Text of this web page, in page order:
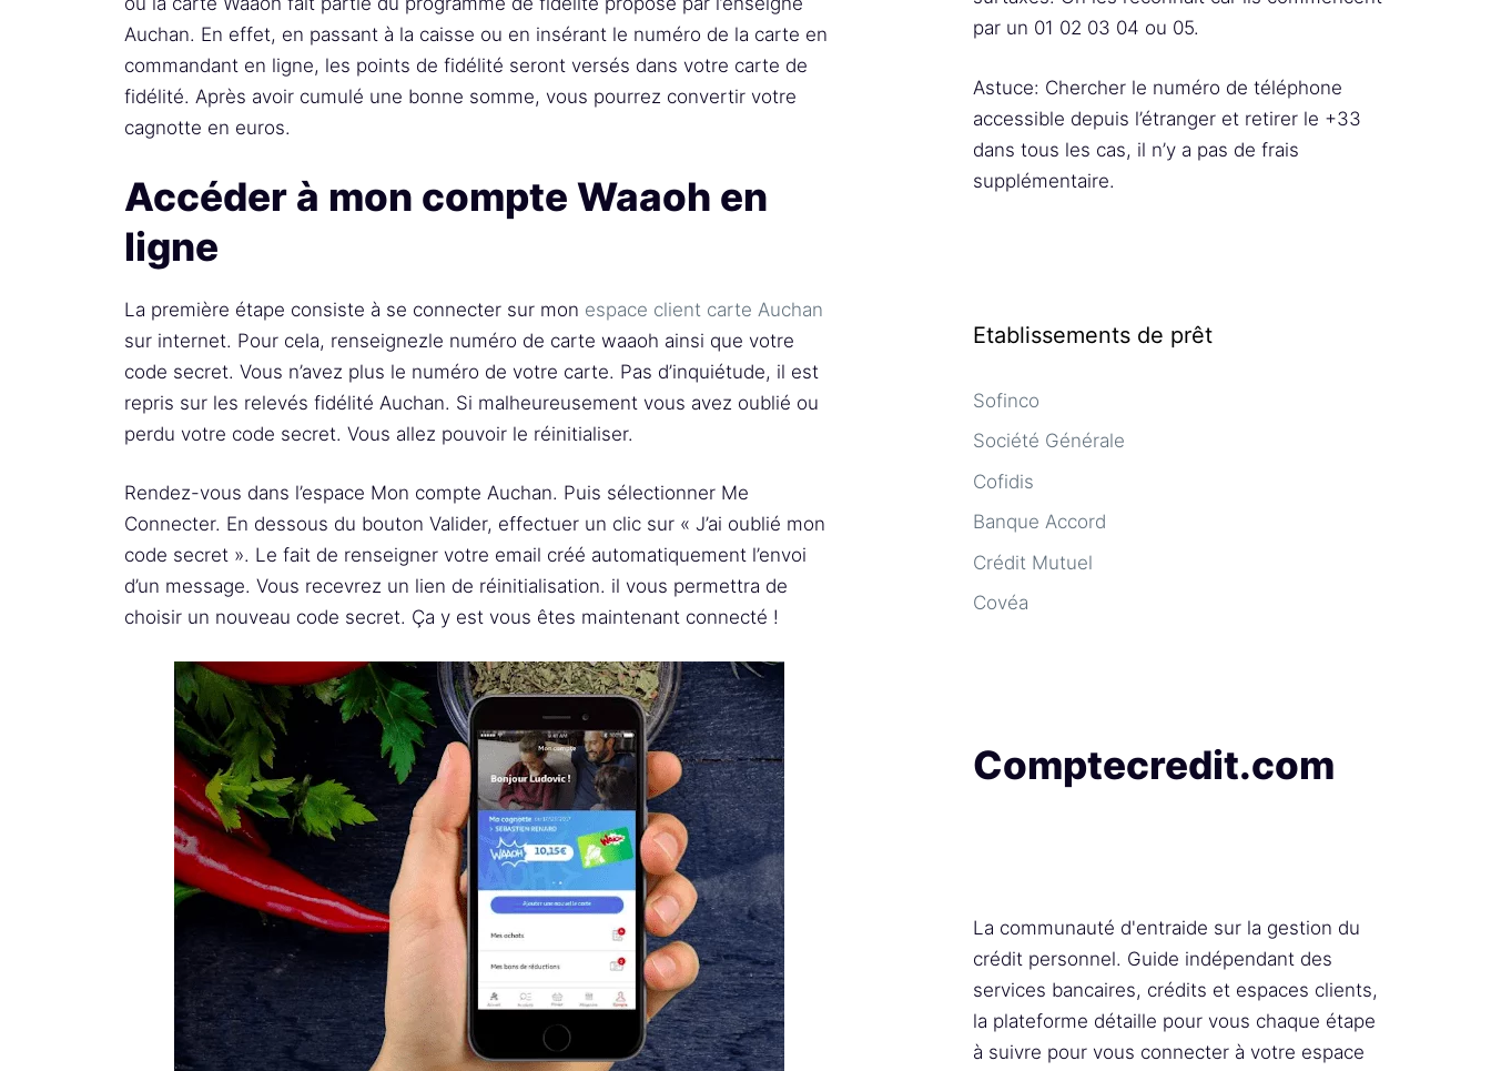
Auchan. En effet, en passant à la caisse ou en insérant le numéro de la carte en
commandant en ligne, les points de fidélité seront versés dans votre carte de
fidélité. Après avoir cumulé une bonne somme, vous pourrez convertir votre
cagnotte en euros.
Accéder à mon compte Waaoh en
ligne
La première étape consiste à se connecter sur mon espace client carte Auchan
sur internet. Pour cela, renseignezle numéro de carte waaoh ainsi que votre
code secret. Vous n’avez plus le numéro de votre carte. Pas d’inquiétude, il est
repris sur les relevés fidélité Auchan. Si malheureusement vous avez oublié ou
perdu votre code secret. Vous allez pouvoir le réinitialiser.
Rendez-vous dans l’espace Mon compte Auchan. Puis sélectionner Me
Connecter. En dessous du bouton Valider, effectuer un clic sur « J’ai oublié mon
code secret ». Le fait de renseigner votre email créé automatiquement l’envoi
d’un message. Vous recevrez un lien de réinitialisation. il vous permettra de
choisir un nouveau code secret. Ça y est vous êtes maintenant connecté !
par un 01 02 03 04 ou 05.
Astuce: Chercher le numéro de téléphone
accessible depuis l’étranger et retirer le +33
dans tous les cas, il n’y a pas de frais
supplémentaire.
Etablissements de prêt
Sofinco
Société Générale
Cofidis
Banque Accord
Crédit Mutuel
Covéa
Comptecredit.com
La communauté d'entraide sur la gestion du
crédit personnel. Guide indépendant des
services bancaires, crédits et espaces clients,
la plateforme détaille pour vous chaque étape
à suivre pour vous connecter à votre espace